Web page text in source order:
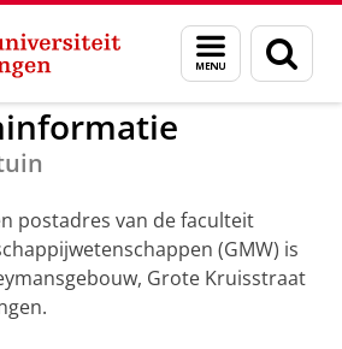
Menu
en
zoeken
Gebouweninformatie
postadres van de faculteit
(GMW) is
Grote Kruisstraat